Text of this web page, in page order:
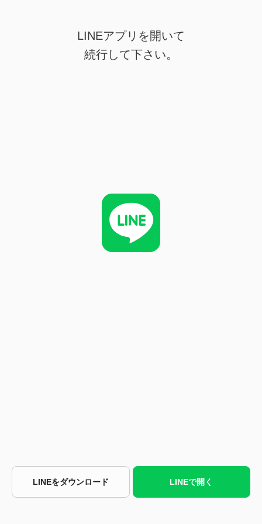
LINEアプリを開いて
続行して下さい。
LINEをダウンロード LINEで開く